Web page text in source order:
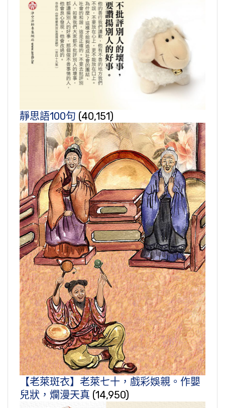
靜思語100句 (40,151)
【老萊斑衣】老萊七十，戲彩娛親。作嬰
兒狀，爛漫天真 (14,950)